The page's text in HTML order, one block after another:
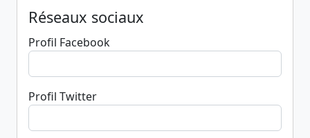
Réseaux sociaux
Profil Facebook
Profil Twitter